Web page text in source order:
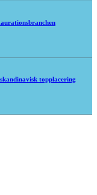
topplacering